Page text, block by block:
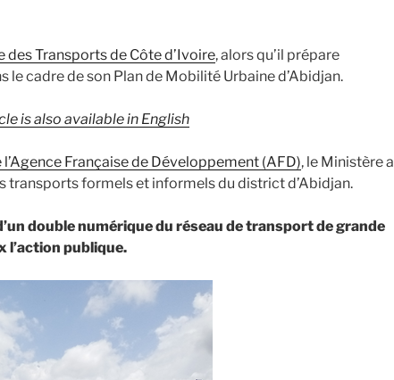
des Transports de Côte d’Ivoire, alors qu’il prépare
cadre de son Plan de Mobilité Urbaine d’Abidjan.
is also available in English
Française de Développement (AFD), le Ministère a
transports formels et informels du district d’Abidjan.
double numérique du réseau de transport de grande
l’action publique.